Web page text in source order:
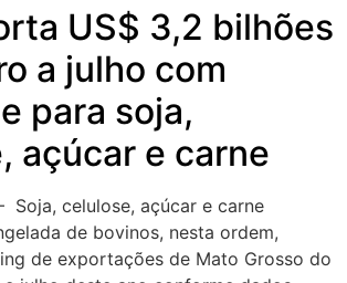
US$ 3,2 bilhões
a julho com
para soja,
açúcar e carne
Soja, celulose, açúcar e carne
de bovinos, nesta ordem,
de exportações de Mato Grosso do